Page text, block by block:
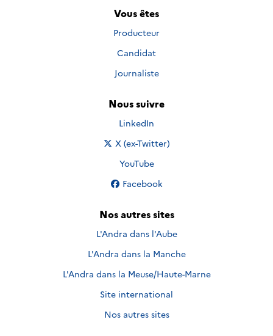
Vous êtes
Producteur
Candidat
Journaliste
Nous suivre
Nous suivre sur
LinkedIn
Nous suivre sur
X (ex-Twitter)
Nous suivre sur
YouTube
Nous suivre sur
Facebook
Nos autres sites
L'Andra dans l'Aube
L'Andra dans la Manche
L'Andra dans la Meuse/Haute-Marne
Site international
Nos autres sites